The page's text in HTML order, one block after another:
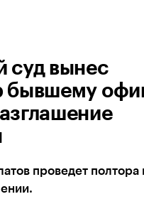
суд вынес
бывшему
проведет полтора